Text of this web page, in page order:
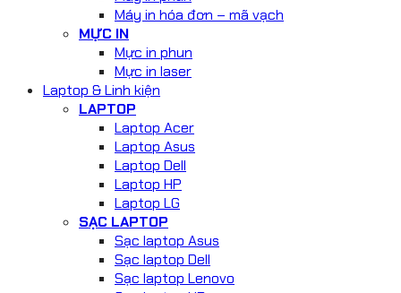
Máy in hóa đơn – mã vạch
MỰC IN
Mực in phun
Mực in laser
Laptop & Linh kiện
LAPTOP
Laptop Acer
Laptop Asus
Laptop Dell
Laptop HP
Laptop LG
SẠC LAPTOP
Sạc laptop Asus
Sạc laptop Dell
Sạc laptop Lenovo